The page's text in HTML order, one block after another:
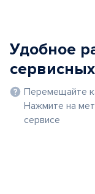
Удобное
Перемещайте
Нажмите на
сервисе